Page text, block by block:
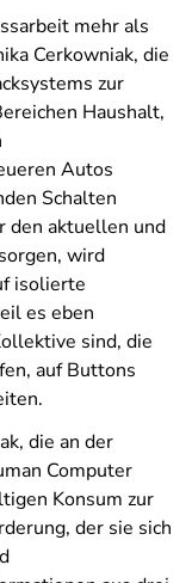
mehr als
Cerkowniak, die
zur
Haushalt,
Autos
Schalten
den aktuellen und
wird
isolierte
es eben
sind, die
auf Buttons
die an der
Computer
Konsum zur
der sie sich